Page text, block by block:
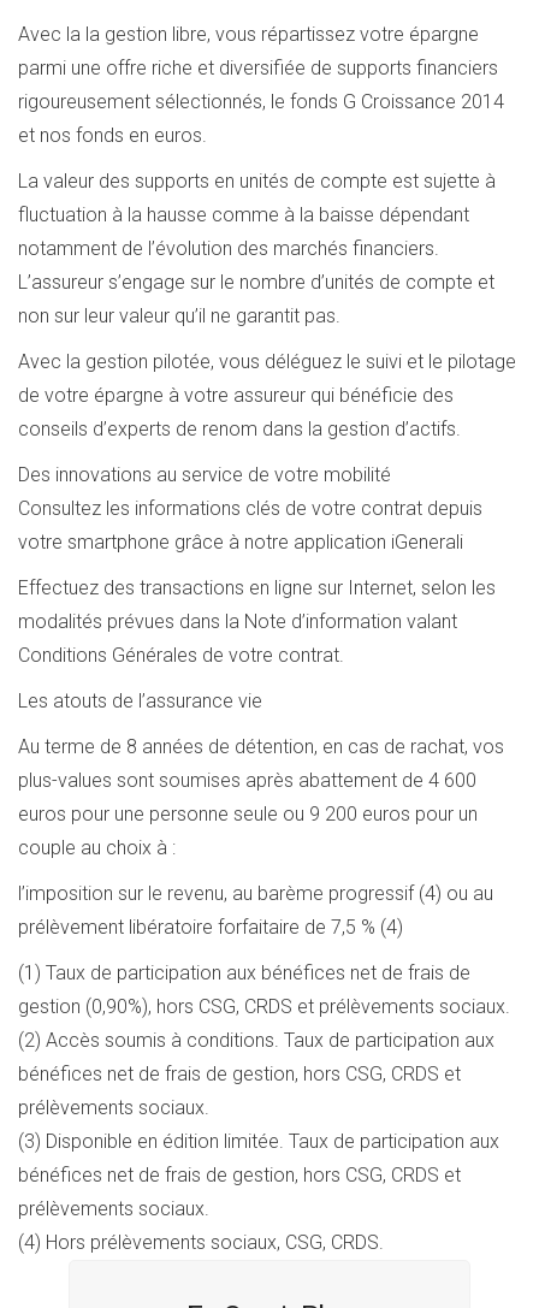
Avec la la gestion libre, vous répartissez votre épargne
parmi une offre riche et diversifiée de supports financiers
rigoureusement sélectionnés, le fonds G Croissance 2014
et nos fonds en euros.
La valeur des supports en unités de compte est sujette à
fluctuation à la hausse comme à la baisse dépendant
notamment de l’évolution des marchés financiers.
L’assureur s’engage sur le nombre d’unités de compte et
non sur leur valeur qu’il ne garantit pas.
Avec la gestion pilotée, vous déléguez le suivi et le pilotage
de votre épargne à votre assureur qui bénéficie des
conseils d’experts de renom dans la gestion d’actifs.
Des innovations au service de votre mobilité
Consultez les informations clés de votre contrat depuis
votre smartphone grâce à notre application iGenerali
Effectuez des transactions en ligne sur Internet, selon les
modalités prévues dans la Note d’information valant
Conditions Générales de votre contrat.
Les atouts de l’assurance vie
Au terme de 8 années de détention, en cas de rachat, vos
plus-values sont soumises après abattement de 4 600
euros pour une personne seule ou 9 200 euros pour un
couple au choix à :
l’imposition sur le revenu, au barème progressif (4) ou au
prélèvement libératoire forfaitaire de 7,5 % (4)
(1) Taux de participation aux bénéfices net de frais de
gestion (0,90%), hors CSG, CRDS et prélèvements sociaux.
(2) Accès soumis à conditions. Taux de participation aux
bénéfices net de frais de gestion, hors CSG, CRDS et
prélèvements sociaux.
(3) Disponible en édition limitée. Taux de participation aux
bénéfices net de frais de gestion, hors CSG, CRDS et
prélèvements sociaux.
(4) Hors prélèvements sociaux, CSG, CRDS.